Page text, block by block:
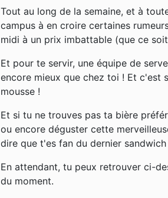
Tout au long de la semaine, et à
campus à en croire certaines
midi à un prix imbattable (que ce
Et pour te servir, une équipe de
encore mieux que chez toi ! Et c'est
mousse !
Et si tu ne trouves pas ta bière
ou encore déguster cette
dire que t'es fan du dernier
En attendant, tu peux retrouver ci-
du moment.